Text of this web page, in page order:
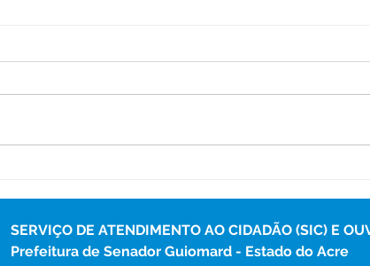
Cabral
Boa
SERVIÇO DE ATENDIMENTO AO CIDADÃO (SIC) E
Prefeitura de Senador Guiomard - Estado do Acre